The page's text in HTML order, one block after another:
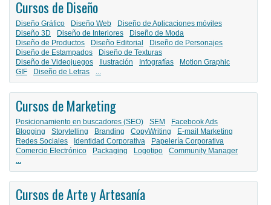
Cursos de Diseño
Diseño Gráfico Diseño Web
Diseño de Aplicaciones móviles
Diseño 3D
Diseño de Interiores
Diseño de Moda
Diseño de Productos
Diseño Editorial
Diseño de Personajes
Diseño de Estampados
Diseño de Texturas
Diseño de Videojuegos
Ilustración Infografías
Motion Graphic
GIF
Diseño de Letras ...
Cursos de Marketing
Posicionamiento en buscadores (SEO) SEM
Facebook Ads
Blogging
Storytelling Branding CopyWriting
E-mail Marketing
Redes Sociales
Identidad Corporativa
Papelería Corporativa
Comercio Electrónico
Packaging Logotipo
Community Manager
...
Cursos de Arte y Artesanía